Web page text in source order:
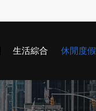
生活綜合 休閒度假